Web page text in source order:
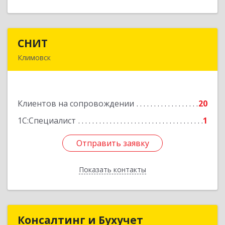
СНИТ
Климовск
Клиентов на сопровождении
20
1С:Специалист
1
Отправить заявку
Показать контакты
Подробнее
Отправить заявку
Назад
Консалтинг и Бухучет
Консалтинг и Бухучет